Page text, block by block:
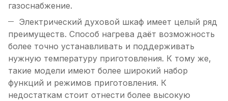
газоснабжение.
Электрический духовой шкаф имеет целый ряд
преимуществ. Способ нагрева даёт возможность
более точно устанавливать и поддерживать
нужную температуру приготовления. К тому же,
такие модели имеют более широкий набор
функций и режимов приготовления. К
недостаткам стоит отнести более высокую